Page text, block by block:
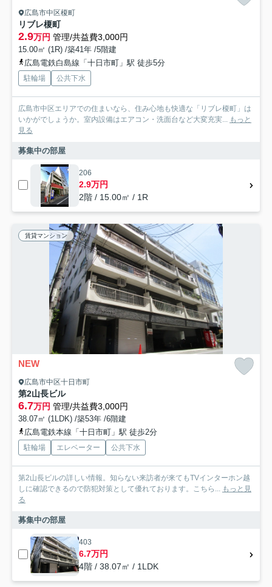
広島市中区榎町
リブレ榎町
2.9万円 管理/共益費3,000円
15.00㎡ (1R) /築41年 /5階建
広島電鉄白島線「十日市町」駅 徒歩5分
駐輪場 公共下水
広島市中区エリアでの住まいなら、住み心地も快適な「リブレ榎町」は
いかがでしょうか。室内設備はエアコン・洗面台など大変充実... もっと
見る
募集中の部屋
206
2.9万円
2階 / 15.00㎡ / 1R
賃貸マンション
NEW
広島市中区十日市町
第2山長ビル
6.7万円 管理/共益費3,000円
38.07㎡ (1LDK) /築53年 /6階建
広島電鉄本線「十日市町」駅 徒歩2分
駐輪場 エレベーター 公共下水
第2山長ビルの詳しい情報。知らない来訪者が来てもTVインターホン越
しに確認できるので防犯対策として優れております。こちら... もっと見
る
募集中の部屋
403
6.7万円
4階 / 38.07㎡ / 1LDK